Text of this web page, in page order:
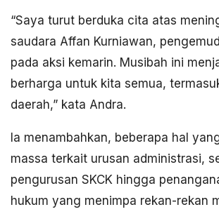
“Saya turut berduka cita atas
saudara Affan Kurniawan,
pada aksi kemarin. Musibah ini
berharga untuk kita semua,
daerah,” kata Andra.
Ia menambahkan, beberapa hal
massa terkait urusan administrasi,
pengurusan SKCK hingga
hukum yang menimpa rekan-rekan